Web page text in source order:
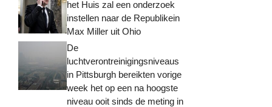
het Huis zal een onderzoek
instellen naar de Republikein
Max Miller uit Ohio
De
luchtverontreinigingsniveaus
in Pittsburgh bereikten vorige
week het op een na hoogste
niveau ooit sinds de meting in